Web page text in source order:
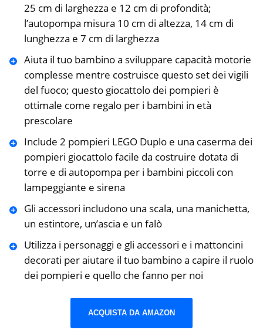
25 cm di larghezza e 12 cm di profondità;
l’autopompa misura 10 cm di altezza, 14 cm di
lunghezza e 7 cm di larghezza
Aiuta il tuo bambino a sviluppare capacità motorie
complesse mentre costruisce questo set dei vigili
del fuoco; questo giocattolo dei pompieri è
ottimale come regalo per i bambini in età
prescolare
Include 2 pompieri LEGO Duplo e una caserma dei
pompieri giocattolo facile da costruire dotata di
torre e di autopompa per i bambini piccoli con
lampeggiante e sirena
Gli accessori includono una scala, una manichetta,
un estintore, un’ascia e un falò
Utilizza i personaggi e gli accessori e i mattoncini
decorati per aiutare il tuo bambino a capire il ruolo
dei pompieri e quello che fanno per noi
ACQUISTA DA AMAZON